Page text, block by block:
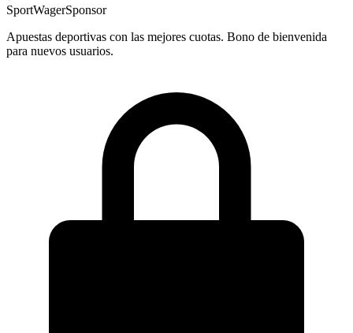
SportWagerSponsor
Apuestas deportivas con las mejores cuotas. Bono de bienvenida
para nuevos usuarios.